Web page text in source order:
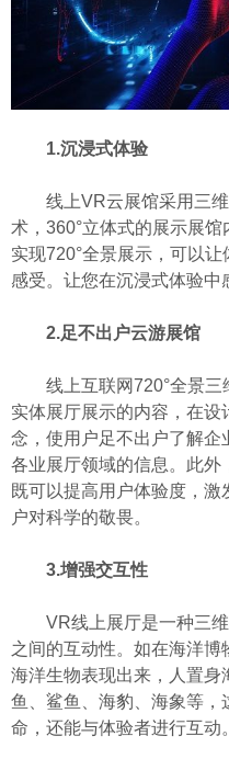
1.沉浸式体验
线上VR云展馆采用三维
术，360°立体式的展示展
实现720°全景展示，可以
感受。让您在沉浸式体验中
2.足不出户云游展馆
线上互联网720°全景三
实体展厅展示的内容，在
念，使用户足不出户了解
各业展厅领域的信息。此外
既可以提高用户体验度，激
户对科学的敬畏。
3.增强交互性
VR线上展厅是一种三维
之间的互动性。如在海洋
海洋生物表现出来，人置
鱼、鲨鱼、海豹、海象等，
命，还能与体验者进行互动。